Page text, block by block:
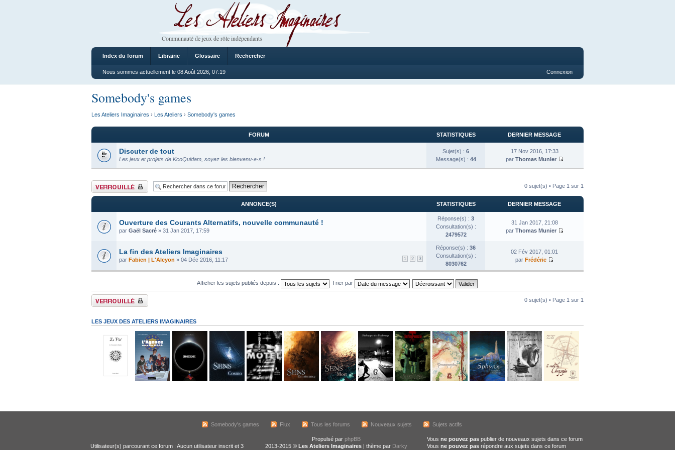
Les Ateliers Imaginaires
Communauté de jeux de rôle indépendants
Index du forum Librairie Glossaire Rechercher
Nous sommes actuellement le 08 Août 2026, 07:19 Connexion
Somebody's games
Les Ateliers Imaginaires › Les Ateliers › Somebody's games
FORUM STATISTIQUES DERNIER MESSAGE
Discuter de tout
Les jeux et projets de KcoQuidam, soyez les bienvenu·e·s !
Sujet(s) : 6
Message(s) : 44
17 Nov 2016, 17:33
par Thomas Munier
Forum verrouillé 0 sujet(s) • Page 1 sur 1
ANNONCE(S) STATISTIQUES DERNIER MESSAGE
Ouverture des Courants Alternatifs, nouvelle communauté !
par Gaël Sacré » 31 Jan 2017, 17:59
Réponse(s) : 3
Consultation(s) :
2479572
31 Jan 2017, 21:08
par Thomas Munier
La fin des Ateliers Imaginaires
1 2 3
par Fabien | L'Alcyon » 04 Déc 2016, 11:17
Réponse(s) : 36
Consultation(s) :
8030762
02 Fév 2017, 01:01
par Frédéric
Afficher les sujets publiés depuis : Trier par
Forum verrouillé 0 sujet(s) • Page 1 sur 1
LES JEUX DES ATELIERS IMAGINAIRES
Somebody's games Flux Tous les forums Nouveaux sujets Sujets actifs
Utilisateur(s) parcourant ce forum : Aucun utilisateur inscrit et 3
Vous ne pouvez paspublier de nouveaux sujets dans ce forum
Vous ne pouvez pasrépondre aux sujets dans ce forum
Propulsé par phpBB
2013-2015 © Les Ateliers Imaginaires | thème par Darky